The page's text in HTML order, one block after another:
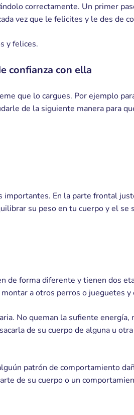
correctamente. Un primer
vez que le felicites y le des de
y felices.
confianza con ella
que lo cargues. Por ejemplo
de la siguiente manera para
importantes. En la parte frontal
su peso en tu cuerpo y el se
de forma diferente y tienen dos
a otros perros o jueguetes y
No queman la sufiente energía,
de su cuerpo de alguna u otra
patrón de comportamiento
de su cuerpo o un